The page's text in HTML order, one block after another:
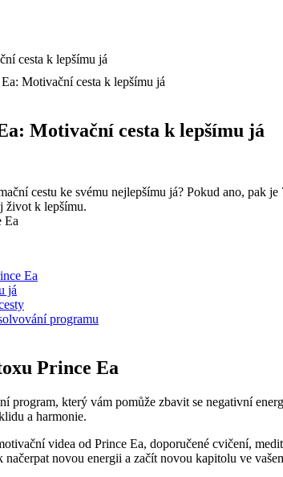
Motivační cesta k lepšímu já
Motivační cesta k lepšímu já
cestu ke svému nejlepšímu já? Pokud ano, pak
život k lepšímu.
Ea
já
programu
Prince Ea
program, který vám pomůže zbavit se negativní
a harmonie.
videa od Prince Ea, doporučené cvičení,
novou energii a začít novou kapitolu ve